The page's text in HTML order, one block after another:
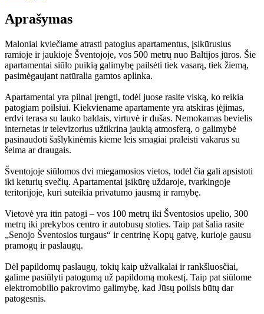
Aprašymas
Maloniai kviečiame atrasti patogius apartamentus, įsikūrusius
ramioje ir jaukioje Šventojoje, vos 500 metrų nuo Baltijos jūros. Šie
apartamentai siūlo puikią galimybę pailsėti tiek vasarą, tiek žiemą,
pasimėgaujant natūralia gamtos aplinka.
Apartamentai yra pilnai įrengti, todėl juose rasite viską, ko reikia
patogiam poilsiui. Kiekviename apartamente yra atskiras įėjimas,
erdvi terasa su lauko baldais, virtuvė ir dušas. Nemokamas bevielis
internetas ir televizorius užtikrina jaukią atmosferą, o galimybė
pasinaudoti šašlykinėmis kieme leis smagiai praleisti vakarus su
šeima ar draugais.
Šventojoje siūlomos dvi miegamosios vietos, todėl čia gali apsistoti
iki keturių svečių. Apartamentai įsikūrę uždaroje, tvarkingoje
teritorijoje, kuri suteikia privatumo jausmą ir ramybę.
Vietovė yra itin patogi – vos 100 metrų iki Šventosios upelio, 300
metrų iki prekybos centro ir autobusų stoties. Taip pat šalia rasite
„Senojo Šventosios turgaus“ ir centrinę Kopų gatvę, kurioje gausu
pramogų ir paslaugų.
Dėl papildomų paslaugų, tokių kaip užvalkalai ir rankšluosčiai,
galime pasiūlyti patogumą už papildomą mokestį. Taip pat siūlome
elektromobilio pakrovimo galimybę, kad Jūsų poilsis būtų dar
patogesnis.